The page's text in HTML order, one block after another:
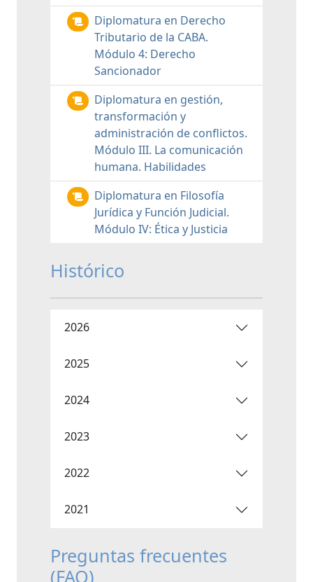
Diplomatura en Derecho
Tributario de la CABA.
Módulo 4: Derecho
Sancionador
Diplomatura en gestión,
transformación y
administración de conflictos.
Módulo III. La comunicación
humana. Habilidades
Diplomatura en Filosofía
Jurídica y Función Judicial.
Módulo IV: Ética y Justicia
Histórico
2026
2025
2024
2023
2022
2021
Preguntas frecuentes
(FAQ)